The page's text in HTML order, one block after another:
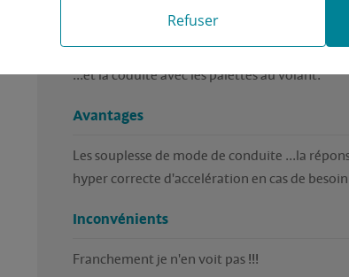
particulier et demande une conduite un peu
du fait de sa boite robotisée et variantes de
...et la coduite avec les palettes au volant.
Avantages
Les souplesse de mode de conduite ...la
hyper correcte d'accelération en cas de besoin
Inconvénients
Franchement je n'en voit pas !!!
Refuser